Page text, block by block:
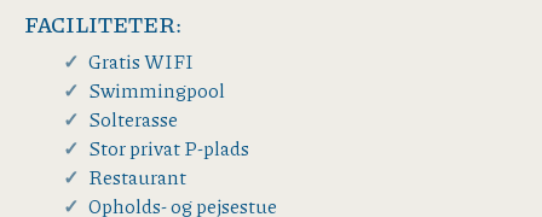
FACILITETER:
Gratis WIFI
Swimmingpool
Solterasse
Stor privat P-plads
Restaurant
Opholds- og pejsestue